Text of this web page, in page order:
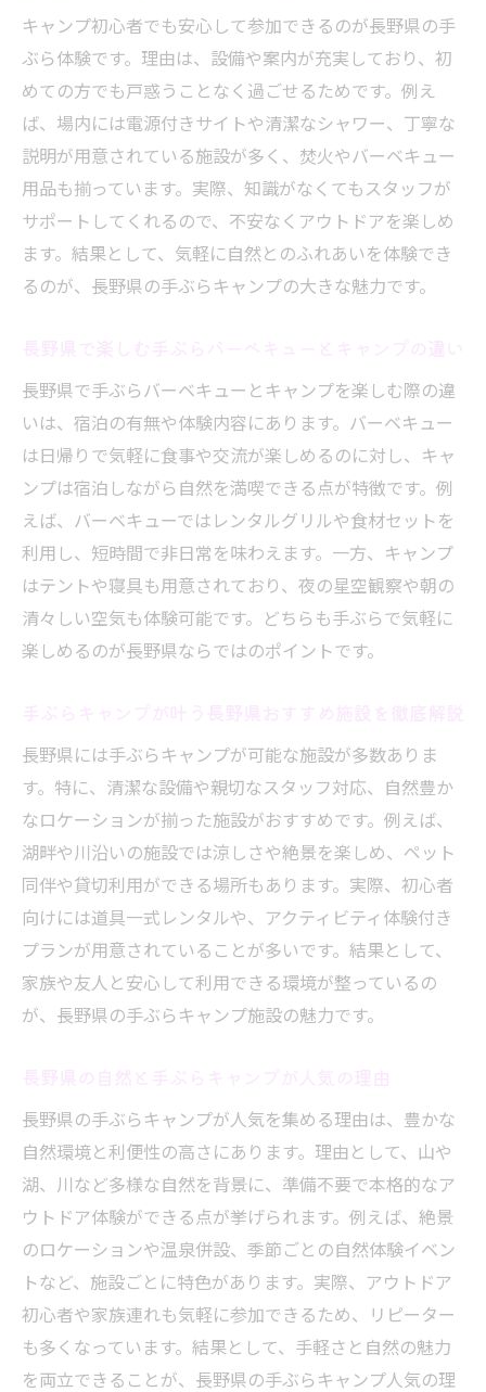
長野県で日帰りバーベキューを快適に過ご
す方法
手間いらずのキャンプが楽しめる長野の魅力
手間を省ける長野のキャンプ施設の選び方
レンタル充実で手間いらずな長野県キャン
プ事情
長野で手ぶらキャンプを楽しむためのポイ
ント
長野県で準備不要のキャンプを実現する方
気軽に利用できる長野のキャンプ施設の特
徴
長野でキャンプを満喫したい方への実践ガイド
長野でキャンプを満喫するための基本ポイ
ント
手ぶらキャンプで失敗しない長野県の選び
方
バーベキューも充実できる長野キャンプの
コツ
長野県で快適なキャンプを実現する準備法
ファミリー向け長野のキャンプ・バーベキ
ュー攻略
おしゃれ空間でバーベキューを堪能する方法
長野でおしゃれなバーベキューとキャンプ
体験
長野県で話題のおしゃれキャンプ施設活用
術
手ぶらで叶える長野のおしゃれバーベキュ
ー術
キャンプ好きも納得のおしゃれバーベキュ
ースタイル
長野県で人気のおしゃれバーベキュー施設
とは
キャンプ初心者でも安心して参加できるのが長野県の手
ぶら体験です。理由は、設備や案内が充実しており、初
めての方でも戸惑うことなく過ごせるためです。例え
ば、場内には電源付きサイトや清潔なシャワー、丁寧な
説明が用意されている施設が多く、焚火やバーベキュー
用品も揃っています。実際、知識がなくてもスタッフが
サポートしてくれるので、不安なくアウトドアを楽しめ
ます。結果として、気軽に自然とのふれあいを体験でき
るのが、長野県の手ぶらキャンプの大きな魅力です。
長野県で手ぶらバーベキューとキャンプを楽しむ際の違
いは、宿泊の有無や体験内容にあります。バーベキュー
は日帰りで気軽に食事や交流が楽しめるのに対し、キャ
ンプは宿泊しながら自然を満喫できる点が特徴です。例
えば、バーベキューではレンタルグリルや食材セットを
利用し、短時間で非日常を味わえます。一方、キャンプ
はテントや寝具も用意されており、夜の星空観察や朝の
清々しい空気も体験可能です。どちらも手ぶらで気軽に
楽しめるのが長野県ならではのポイントです。
長野県には手ぶらキャンプが可能な施設が多数ありま
す。特に、清潔な設備や親切なスタッフ対応、自然豊か
なロケーションが揃った施設がおすすめです。例えば、
湖畔や川沿いの施設では涼しさや絶景を楽しめ、ペット
同伴や貸切利用ができる場所もあります。実際、初心者
向けには道具一式レンタルや、アクティビティ体験付き
プランが用意されていることが多いです。結果として、
家族や友人と安心して利用できる環境が整っているの
が、長野県の手ぶらキャンプ施設の魅力です。
長野県の手ぶらキャンプが人気を集める理由は、豊かな
自然環境と利便性の高さにあります。理由として、山や
湖、川など多様な自然を背景に、準備不要で本格的なア
ウトドア体験ができる点が挙げられます。例えば、絶景
のロケーションや温泉併設、季節ごとの自然体験イベン
トなど、施設ごとに特色があります。実際、アウトドア
初心者や家族連れも気軽に参加できるため、リピーター
も多くなっています。結果として、手軽さと自然の魅力
を両立できることが、長野県の手ぶらキャンプ人気の理